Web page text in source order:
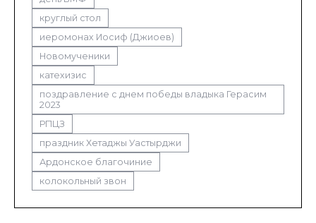
круглый стол
иеромонах Иосиф (Джиоев)
Новомученики
катехизис
поздравление с днем победы владыка Герасим
2023
РПЦЗ
праздник Хетаджы Уастырджи
Ардонское благочиние
колокольный звон